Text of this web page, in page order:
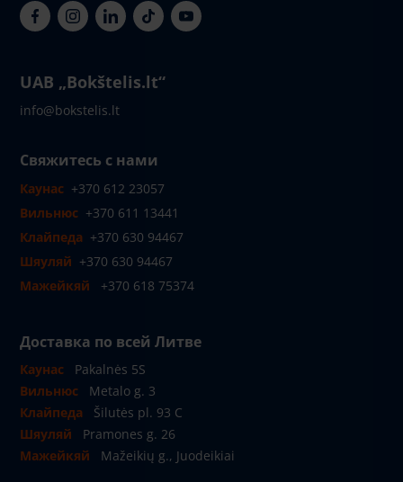
UAB „Bokštelis.lt“
info@bokstelis.lt
Свяжитесь с нами
Каунас +370 612 23057
Вильнюс +370 611 13441
Клайпеда +370 630 94467
Шяуляй +370 630 94467
Мажейкяй
+370 618 75374
Доставка по всей Литве
Каунас
Pakalnės 5S
Вильнюс
Metalo g. 3
Клайпеда
Šilutės pl. 93 C
Шяуляй
Pramones g. 26
Мажейкяй
Mažeikių g., Juodeikiai